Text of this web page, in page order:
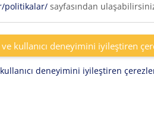
politikalar/sayfasından
kullanıcı deneyimini iyileştiren
deneyimini iyileştiren